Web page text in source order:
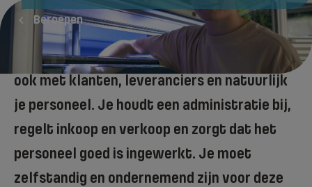
Beroepen
Als bedrijfsleider in een dierenwinkel ben je
bezig met de dieren in de zaak, maar vooral
ook met klanten, leveranciers en natuurlijk
je personeel. Je houdt een administratie bij,
regelt inkoop en verkoop en zorgt dat het
personeel goed is ingewerkt. Je moet
zelfstandig en ondernemend zijn voor deze